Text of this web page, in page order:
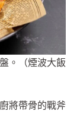
。（煙波大飯
將帶骨的戰斧